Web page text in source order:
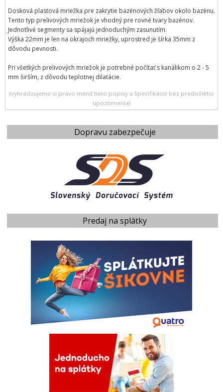
Dopravu zabezpečuje
Predaj na splátky
Dosková plastová mriežka pre zakrytie bazénových žľabov okolo bazénu.
Tento typ prelivových mriežok je vhodný pre rovné tvary bazénov.
Jednotlivé segmenty sa spájajú jednoduchým zasunutím.
Výška 22mm je len na okrajoch mriežky, uprostred je šírka 35mm z
dôvodu pevnosti.
Pri všetkých prelivových mriežok je potrebné počítať s kanálikom o 2 - 5
mm širším, z dôvodu teplotnej dilatácie.
(vyhradzujeme si právo meniť tieto popisy a špecifikácie bez predošlého
upozornenia)